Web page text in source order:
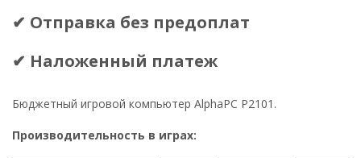
✔ Отправка без предоплат
✔ Наложенный платеж
Бюджетный игровой компьютер AlphaPC P2101.
Производительность в играх: